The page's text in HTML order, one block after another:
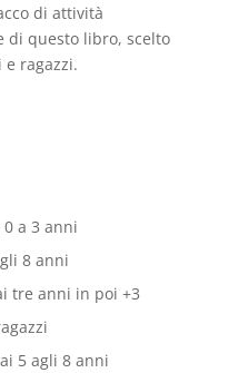
di attività
di questo libro, scelto
ragazzi.
a 3 anni
8 anni
tre anni in poi +3
5 agli 8 anni